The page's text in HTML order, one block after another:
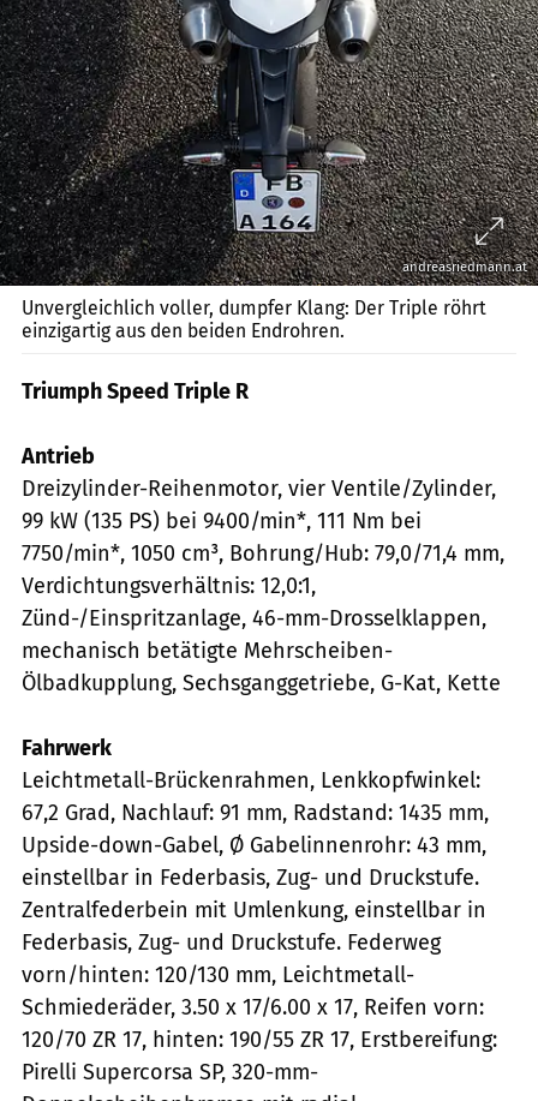
andreasriedmann.at
Unvergleichlich voller, dumpfer Klang: Der Triple röhrt
einzigartig aus den beiden Endrohren.
Triumph Speed Triple R
Antrieb
Dreizylinder-Reihenmotor, vier Ventile/Zylinder,
99 kW (135 PS) bei 9400/min*, 111 Nm bei
7750/min*, 1050 cm³, Bohrung/Hub: 79,0/71,4 mm,
Verdichtungsverhältnis: 12,0:1,
Zünd-/Einspritzanlage, 46-mm-Drosselklappen,
mechanisch betätigte Mehrscheiben-
Ölbadkupplung, Sechsganggetriebe, G-Kat, Kette
Fahrwerk
Leichtmetall-Brückenrahmen, Lenkkopfwinkel:
67,2 Grad, Nachlauf: 91 mm, Radstand: 1435 mm,
Upside-down-Gabel, Ø Gabelinnenrohr: 43 mm,
einstellbar in Federbasis, Zug- und Druckstufe.
Zentralfederbein mit Umlenkung, einstellbar in
Federbasis, Zug- und Druckstufe. Federweg
vorn/hinten: 120/130 mm, Leichtmetall-
Schmiederäder, 3.50 x 17/6.00 x 17, Reifen vorn:
120/70 ZR 17, hinten: 190/55 ZR 17, Erstbereifung:
Pirelli Super­corsa SP, 320-mm-